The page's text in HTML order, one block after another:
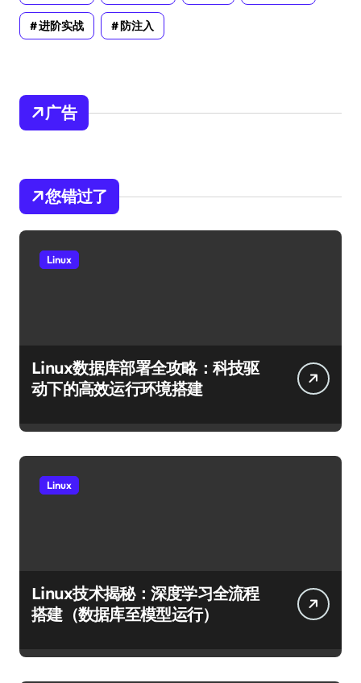
进阶实战 防注入
广告
您错过了
Linux
Linux数据库部署全攻略：科技驱
动下的高效运行环境搭建
Linux
Linux技术揭秘：深度学习全流程
搭建（数据库至模型运行）